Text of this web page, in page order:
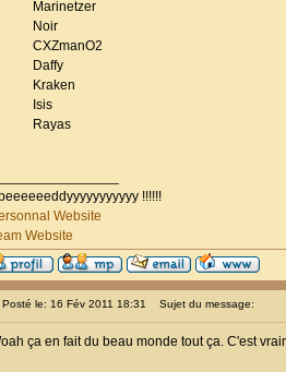
Marinetzer
Noir
CXZmanO2
Daffy
Kraken
Isis
Rayas
!!!!!!
Website
Website
Posté le: 16 Fév 2011 18:31 Sujet du message:
ça en fait du beau monde tout ça. C'est